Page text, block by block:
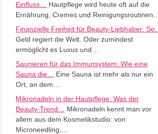
Einfluss…
Hautpflege wird heute oft auf die
Ernährung, Cremes und Reinigungsroutinen…
Finanzielle Freiheit für Beauty-Liebhaber: So…
Geld regiert die Welt. Oder zumindest
ermöglicht es Luxus und…
Saunieren für das Immunsystem: Wie eine
Sauna die…
Eine Sauna ist mehr als nur ein
Ort, an dem…
Mikronadeln in der Hautpflege: Was der
Beauty-Trend…
Mikronadeln kennt man vor
allem aus dem Kosmetikstudio: von
Microneedling,…